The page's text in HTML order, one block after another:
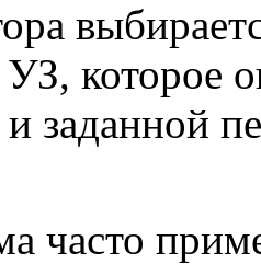
которое
заданной
часто